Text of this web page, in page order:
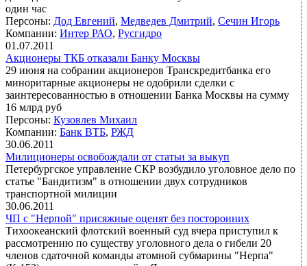
один час
Персоны: Дод Евгений, Медведев Дмитрий, Сечин Игорь
Компании: Интер РАО, Русгидро
01.07.2011
Акционеры ТКБ отказали Банку Москвы
29 июня на собрании акционеров Транскредитбанка его
миноритарные акционеры не одобрили сделки с
заинтересованностью в отношении Банка Москвы на сумму
16 млрд руб
Персоны: Кузовлев Михаил
Компании: Банк ВТБ, РЖД
30.06.2011
Милиционеры освобождали от статьи за выкуп
Петербургское управление СКР возбудило уголовное дело по
статье "Бандитизм" в отношении двух сотрудников
транспортной милиции
30.06.2011
ЧП с "Нерпой" присяжные оценят без посторонних
Тихоокеанский флотский военный суд вчера приступил к
рассмотрению по существу уголовного дела о гибели 20
членов сдаточной команды атомной субмарины "Нерпа"